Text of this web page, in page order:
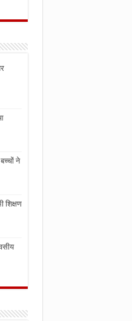
ने
शिक्षण